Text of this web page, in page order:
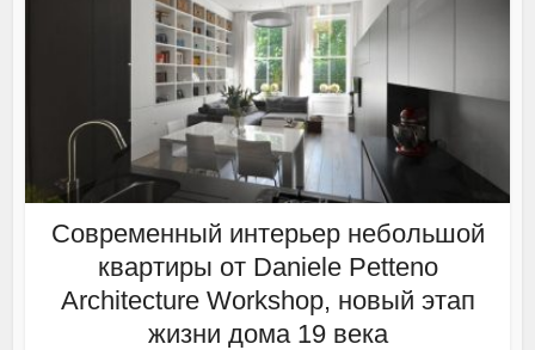
Cовременный интерьер небольшой
квартиры от Daniele Petteno
Architecture Workshop, новый этап
жизни дома 19 века